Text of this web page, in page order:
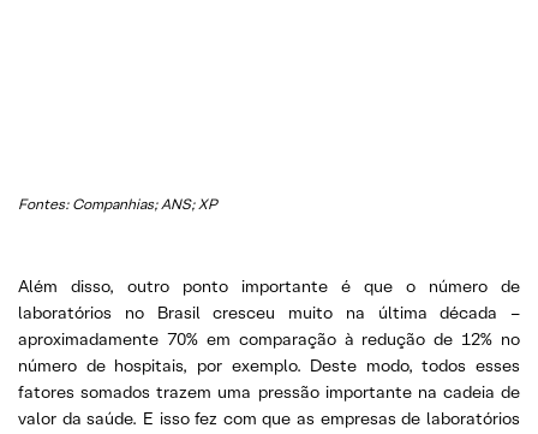
Fontes: Companhias; ANS; XP
Além disso, outro ponto importante é que o número de
laboratórios no Brasil cresceu muito na última década –
aproximadamente 70% em comparação à redução de 12% no
número de hospitais, por exemplo. Deste modo, todos esses
fatores somados trazem uma pressão importante na cadeia de
valor da saúde. E isso fez com que as empresas de laboratórios